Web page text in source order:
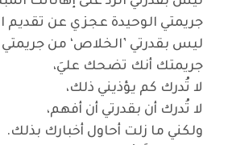
جريمتي الوحيدة عجزي عن تقديم
ليس بقدرتي ’الخلاص‘ من
جريمتك أنك تضحك عليَ،
لا تُدرك كم يؤذيني ذلك،
لا تُدرك أن بقدرتي أن أفهم،
ولكني ما زلت أحاول أخبارك بذلك.